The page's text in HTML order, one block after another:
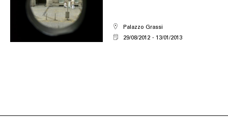
Palazzo Grassi
29/08/2012
13/01/2013